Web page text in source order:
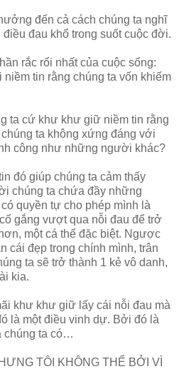
đến cả cách chúng ta nghĩ
đau khổ trong suốt cuộc đời.
rắc rối nhất của cuộc sống:
tin rằng chúng ta vốn khiếm
ta cứ khư khư giữ niềm tin rằng
ta không xứng đáng với
công như những người khác?
đó giúp chúng ta cảm thấy
chúng ta chứa đầy những
quyền tự cho phép mình là
gắng vượt qua nỗi đau để trở
một cá thể đặc biệt. Ngược
cái đẹp trong chính mình, trân
ta sẽ trở thành 1 kẻ vô danh,
kia.
khư khư giữ lấy cái nỗi đau mà
là một điều vinh dự. Bởi đó là
chúng ta có…
TÔI KHÔNG THỂ BỞI VÌ